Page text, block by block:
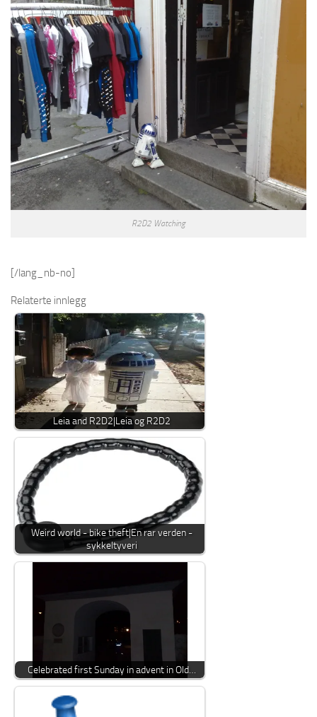
R2D2 Watching
[/lang_nb-no]
Relaterte innlegg
Leia and R2D2|Leia og R2D2
Weird world - bike theft|En rar verden -
sykkeltyveri
Celebrated first Sunday in advent in Old…